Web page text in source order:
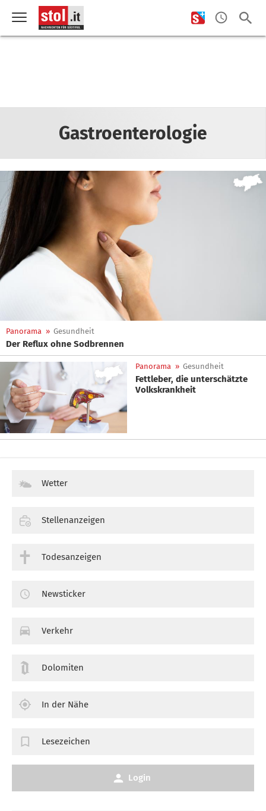
Gastroenterologie
Panorama » Gesundheit
Der Reflux ohne Sodbrennen
Panorama » Gesundheit
Fettleber, die unterschätzte
Volkskrankheit
Wetter
Stellenanzeigen
Todesanzeigen
Newsticker
Verkehr
Dolomiten
In der Nähe
Lesezeichen
Login